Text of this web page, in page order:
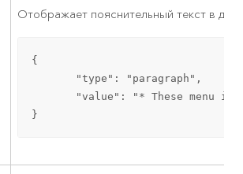
Отображает пояснительный текст в
{
       "type": "paragraph",
"value": "* These menu
}